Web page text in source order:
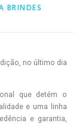
BRINDES
no último dia
que detém o
e uma linha
e garantia,